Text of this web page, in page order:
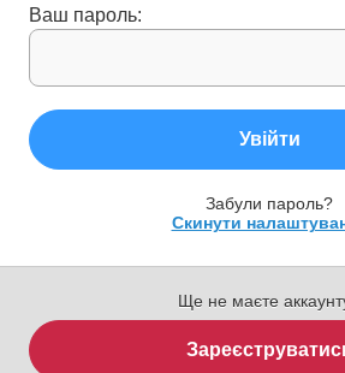
Ваш пароль:
Увійти
Забули пароль?
Скинути
Ще не маєте